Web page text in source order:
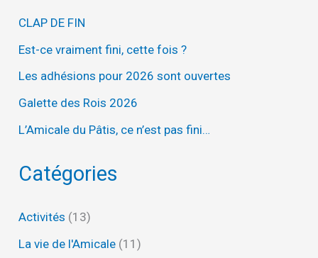
CLAP DE FIN
Est-ce vraiment fini, cette fois ?
Les adhésions pour 2026 sont ouvertes
Galette des Rois 2026
L’Amicale du Pâtis, ce n’est pas fini…
Catégories
Activités (13)
La vie de l'Amicale (11)